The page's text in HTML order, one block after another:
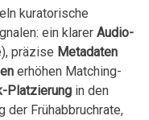
kuratorische
ein klarer Audio-
präzise⁤ Metadaten⁢
erhöhen ⁤Matching-
Platzierungin den
der Frühabbruchrate,